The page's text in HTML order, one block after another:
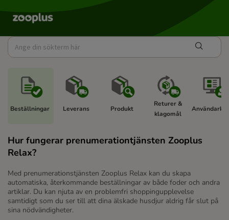
Beställningar Leverans Produkt
Returer &
klagomål
Hur fungerar prenumerationtjänsten Zooplus
Relax?
Med prenumerationstjänsten Zooplus Relax kan du skapa
automatiska, återkommande beställningar av både foder och andra
artiklar. Du kan njuta av en problemfri shoppingupplevelse
samtidigt som du ser till att dina älskade husdjur aldrig får slut på
sina nödvändigheter.